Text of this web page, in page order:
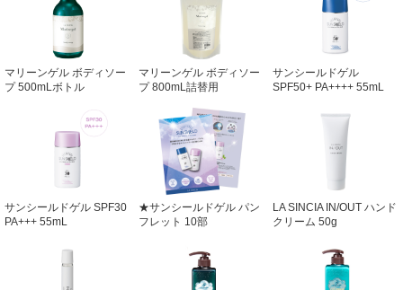
マリーンゲル ボディソー
プ 500mLボトル
マリーンゲル ボディソー
プ 800mL詰替用
サンシールドゲル
SPF50+ PA++++ 55mL
サンシールドゲル SPF30
PA+++ 55mL
★サンシールドゲル パン
フレット 10部
LA SINCIA IN/OUT ハンド
クリーム 50g